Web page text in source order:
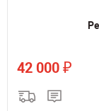
42 000 ₽